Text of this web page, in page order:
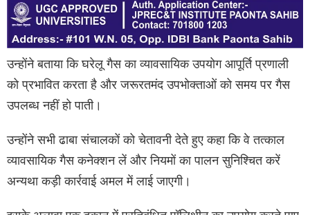
उन्होंने बताया कि घरेलू गैस का व्यावसायिक उपयोग आपूर्ति प्रणाली
को प्रभावित करता है और जरूरतमंद उपभोक्ताओं को समय पर गैस
उपलब्ध नहीं हो पाती।
उन्होंने सभी ढाबा संचालकों को चेतावनी देते हुए कहा कि वे तत्काल
व्यावसायिक गैस कनेक्शन लें और नियमों का पालन सुनिश्चित करें
अन्यथा कड़ी कार्रवाई अमल में लाई जाएगी।